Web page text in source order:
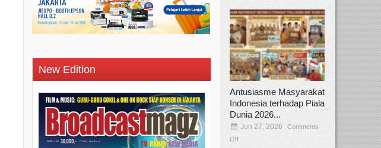
New Edition
Antusiasme Masyarakat
Indonesia terhadap Piala
Dunia 2026...
Jun 27, 2026
Comments
Off